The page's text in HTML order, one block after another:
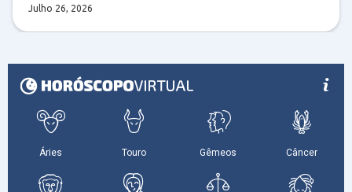
Julho 26, 2026